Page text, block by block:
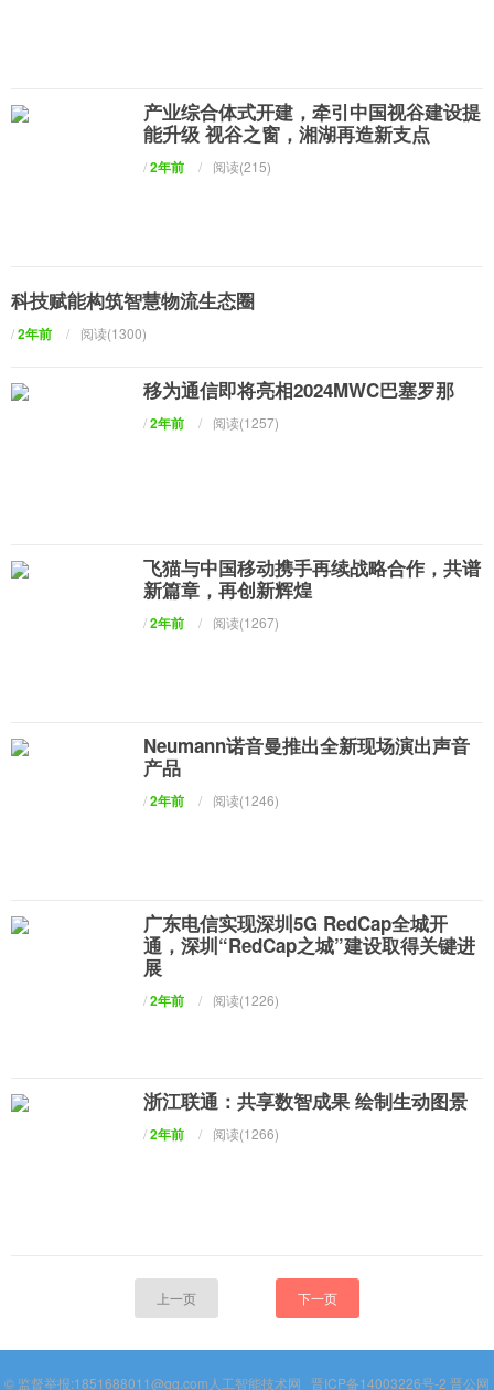
产业综合体式开建，牵引中国视谷建设提
能升级 视谷之窗，湘湖再造新支点
/2年前 / 阅读(215)
科技赋能构筑智慧物流生态圈
/2年前 / 阅读(1300)
移为通信即将亮相2024MWC巴塞罗那
/2年前 / 阅读(1257)
飞猫与中国移动携手再续战略合作，共谱
新篇章，再创新辉煌
/2年前 / 阅读(1267)
Neumann诺音曼推出全新现场演出声音
产品
/2年前 / 阅读(1246)
广东电信实现深圳5G RedCap全城开
通，深圳“RedCap之城”建设取得关键进
展
/2年前 / 阅读(1226)
浙江联通：共享数智成果 绘制生动图景
/2年前 / 阅读(1266)
上一页 下一页
© 监督举报:1851688011@qq.com 人工智能技术网 晋ICP备14003226号-2 晋公网